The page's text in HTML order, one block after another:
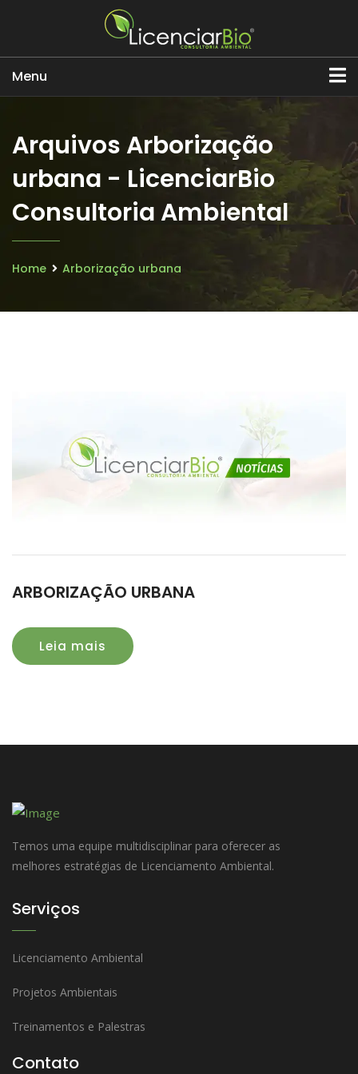
Menu
Arquivos Arborização
urbana - LicenciarBio
Consultoria Ambiental
Home Arborização urbana
ARBORIZAÇÃO URBANA
Leia mais
Temos uma equipe multidisciplinar para oferecer as
melhores estratégias de Licenciamento Ambiental.
Serviços
Licenciamento Ambiental
Projetos Ambientais
Treinamentos e Palestras
Contato